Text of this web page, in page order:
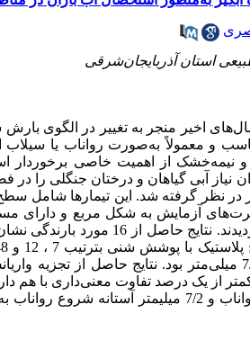
استان آذربایجان‌شرقی
اخیر منجر به تغییر در الگوی
و معمولاً به‌صورت رواناب یا
از اهمیت خاصی برخوردار
نیاز آبی گیاهان و درختان جنگلی را
در نظر گرفته شد. این تیمارها
آزمایش به شکل مربع و دارای
متوسط 18 – 5/11 درصد احداث
شروع رواناب بترتیب 4/4، 5/3 و 7/2 میلی‌متر بود.
از یک درصد تفاوت معنی‌داری با هم
با پوشش شنی با تولید 48 درصد رواناب و 7/2